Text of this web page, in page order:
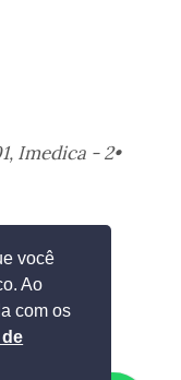
você
Ao
com os
Imedica - 2•